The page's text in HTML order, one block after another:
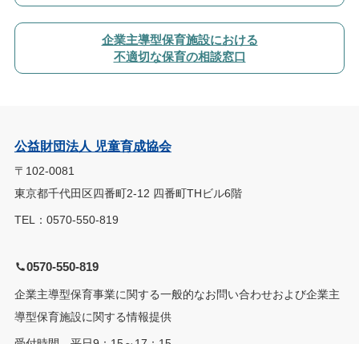
企業主導型保育施設における
不適切な保育の相談窓口
公益財団法人 児童育成協会
〒102-0081
東京都千代田区四番町2-12 四番町THビル6階
TEL：0570-550-819
0570-550-819
企業主導型保育事業に関する一般的なお問い合わせおよび企業主
導型保育施設に関する情報提供